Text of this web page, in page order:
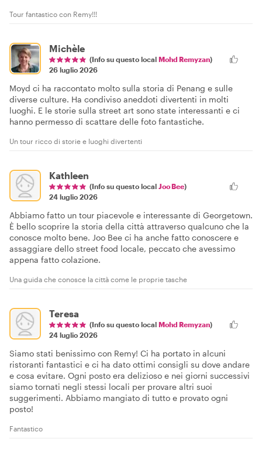
Tour fantastico con Remy!!!
Michèle
(Info su questo local Mohd Remyzan)
26 luglio 2026
Moyd ci ha raccontato molto sulla storia di Penang e sulle
diverse culture. Ha condiviso aneddoti divertenti in molti
luoghi. E le storie sulla street art sono state interessanti e ci
hanno permesso di scattare delle foto fantastiche.
Un tour ricco di storie e luoghi divertenti
Kathleen
(Info su questo local Joo Bee)
24 luglio 2026
Abbiamo fatto un tour piacevole e interessante di Georgetown.
È bello scoprire la storia della città attraverso qualcuno che la
conosce molto bene. Joo Bee ci ha anche fatto conoscere e
assaggiare dello street food locale, peccato che avessimo
appena fatto colazione.
Una guida che conosce la città come le proprie tasche
Teresa
(Info su questo local Mohd Remyzan)
24 luglio 2026
Siamo stati benissimo con Remy! Ci ha portato in alcuni
ristoranti fantastici e ci ha dato ottimi consigli su dove andare
e cosa evitare. Ogni posto era delizioso e nei giorni successivi
siamo tornati negli stessi locali per provare altri suoi
suggerimenti. Abbiamo mangiato di tutto e provato ogni
posto!
Fantastico